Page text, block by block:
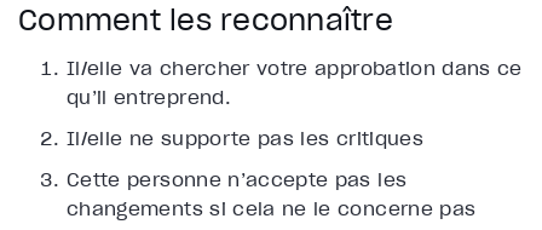
Comment les reconnaître
Il/elle va chercher votre approbation dans ce
qu’il entreprend.
Il/elle ne supporte pas les critiques
Cette personne n’accepte pas les
changements si cela ne le concerne pas